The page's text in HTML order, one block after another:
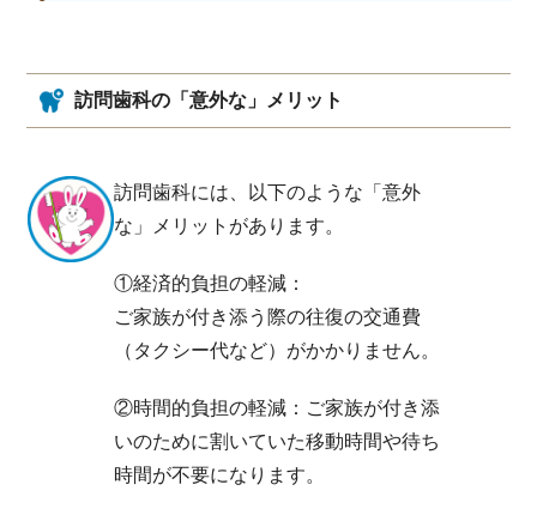
訪問歯科の「意外な」メリット
訪問歯科には、以下のような「意外
な」メリットがあります。
①経済的負担の軽減：
ご家族が付き添う際の往復の交通費
（タクシー代など）がかかりません。
②時間的負担の軽減：ご家族が付き添
いのために割いていた移動時間や待ち
時間が不要になります。